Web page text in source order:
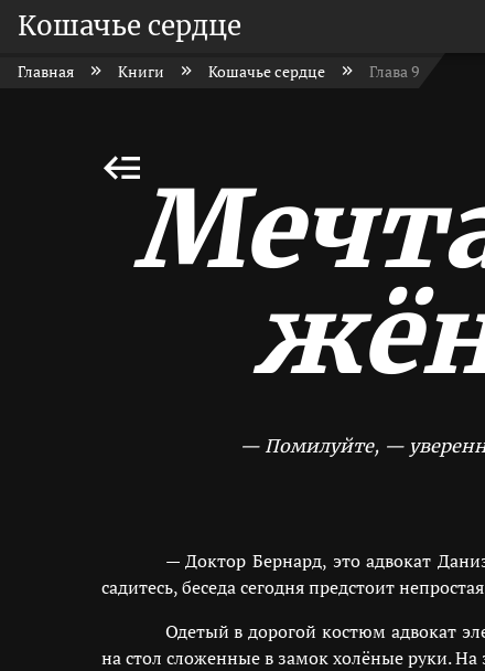
Кошачье сердце
Главная Книги Кошачье сердце Глава 9
— Помилуйте, —
— Доктор Бернард, это адвокат
садитесь, беседа сегодня предстоит
Одетый в дорогой костюм адвокат
на стол сложенные в замок холёные руки.